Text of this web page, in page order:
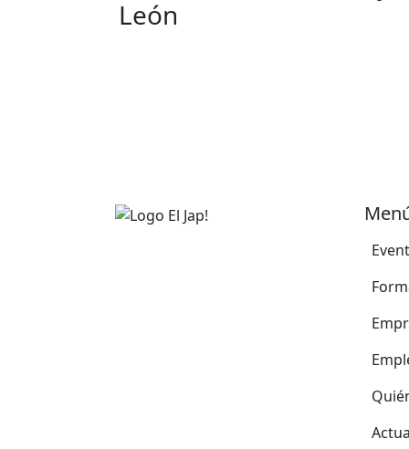
León